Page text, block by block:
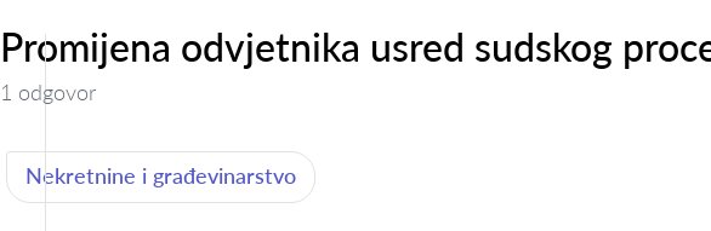
Promijena odvjetnika usred sudskog
1 odgovor
Nekretnine i građevinarstvo